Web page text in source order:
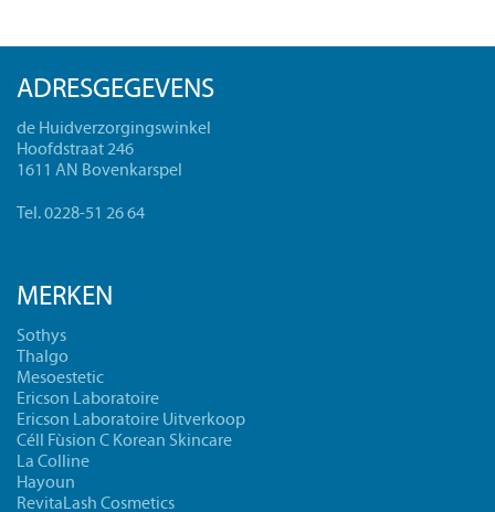
ADRESGEGEVENS
de Huidverzorgingswinkel
Hoofdstraat 246
1611 AN Bovenkarspel
Tel. 0228-51 26 64
MERKEN
Sothys
Thalgo
Mesoestetic
Ericson Laboratoire
Ericson Laboratoire Uitverkoop
Céll Fùsion C Korean Skincare
La Colline
Hayoun
RevitaLash Cosmetics